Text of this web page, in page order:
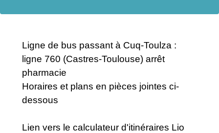
Ligne de bus passant à Cuq-Toulza :
ligne 760 (Castres-Toulouse) arrêt
pharmacie
Horaires et plans en pièces jointes ci-
dessous
Lien vers le calculateur d'itinéraires Lio